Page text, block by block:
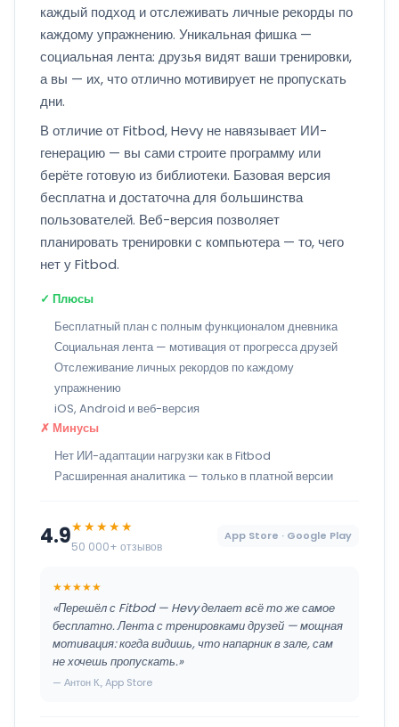
каждый подход и отслеживать личные рекорды по
каждому упражнению. Уникальная фишка —
социальная лента: друзья видят ваши тренировки,
а вы — их, что отлично мотивирует не пропускать
дни.
В отличие от Fitbod, Hevy не навязывает ИИ-
генерацию — вы сами строите программу или
берёте готовую из библиотеки. Базовая версия
бесплатна и достаточна для большинства
пользователей. Веб-версия позволяет
планировать тренировки с компьютера — то, чего
нет у Fitbod.
✓ Плюсы
Бесплатный план с полным функционалом дневника
Социальная лента — мотивация от прогресса друзей
Отслеживание личных рекордов по каждому
упражнению
iOS, Android и веб-версия
✗ Минусы
Нет ИИ-адаптации нагрузки как в Fitbod
Расширенная аналитика — только в платной версии
4.9★★★★★
50 000+ отзывов
App Store · Google Play
★★★★★
«Перешёл с Fitbod — Hevy делает всё то же самое
бесплатно. Лента с тренировками друзей — мощная
мотивация: когда видишь, что напарник в зале, сам
не хочешь пропускать.»
— Антон К., App Store